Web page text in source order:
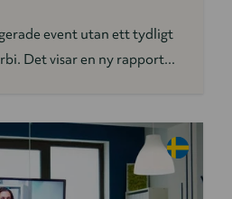
event utan ett tydligt
Det visar en ny rapport...